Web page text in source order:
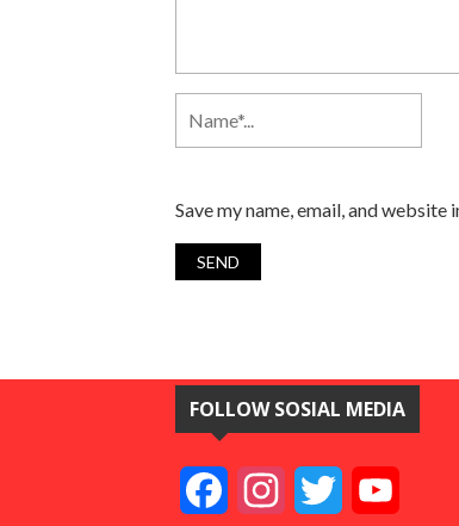
Save my name, email, and
FOLLOW SOSIAL MEDIA
FacebookInstagramTwitter